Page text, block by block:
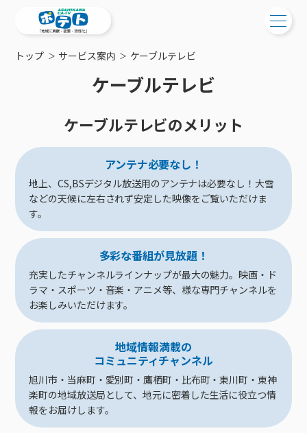
サービス提供エリア
工事・配線について
新居をご検討中の方へ
ポテトを導入している集合住宅
物件情報
特典・キャンペーン
おトクな割引サービス
ご加入中の方
ご加入中のサービス確認・変更
WEBメール
サポートサービス
サポートサービストップ
リモートコール
回線速度測定
接続・設定⽅法
新着情報
メンテナンス・障害情報
ポテトからのプレゼント
イベントカレンダー
講座のご案内
ケーブルテレビ
ケーブルテレビトップ
チャンネル紹介
料⾦プラン
NHK衛星受信料団体⼀括⽀払
機器⼀覧
インターネット
インターネットトップ
料⾦プラン
Wi-Fiサービス
ポテトホーム防犯カメラ
オプションサービス
インターネットギガシェアプラン
固定電話
固定電話トップ
基本料⾦・通話料⾦
オプションサービス
auスマートバリュー
auまとめトーク
ポテトスマートフォン
ポテトスマートフォントップ
料⾦プラン
オプションサービス
でんき
でんきトップ
ポラリンでんき×ポテト
ポテトでんき
ケーブルプラスでんき
暮らしを快適にするサービス
暮らしを快適にするサービストップ
ポテトライフメール
⽣活あんしんサービス
みるプラス
コミチャン
お困りの方はこちら
会社案内
メンテナンス
障害情報
マイページ
トップ サービス案内 ケーブルテレビ
ケーブルテレビ
ケーブルテレビのメリット
アンテナ必要なし！
地上、CS,BSデジタル放送用のアンテナは必要なし！大雪
などの天候に左右されず安定した映像をご覧いただけま
す。
多彩な番組が見放題！
充実したチャンネルラインナップが最大の魅力。映画・ド
ラマ・スポーツ・音楽・アニメ等、様な専門チャンネルを
お楽しみいただけます。
地域情報満載の
コミュニティチャンネル
旭川市・当麻町・愛別町・鷹栖町・比布町・東川町・東神
楽町の地域放送局として、地元に密着した生活に役立つ情
報をお届けします。